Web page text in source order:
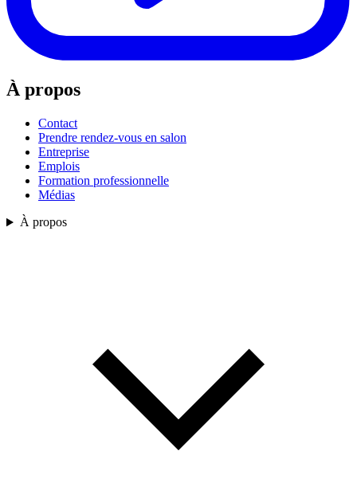
À propos
Contact
Prendre rendez-vous en salon
Entreprise
Emplois
Formation professionnelle
Médias
À propos